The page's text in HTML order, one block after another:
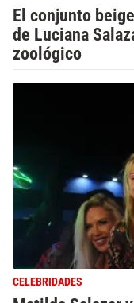
El conjunto
de Luciana
zoológico
CELEBRIDADES